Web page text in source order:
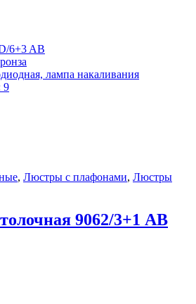
6+3 AB
лампа накаливания
9
, Люстры с плафонами, Люстры
9062/3+1 AB